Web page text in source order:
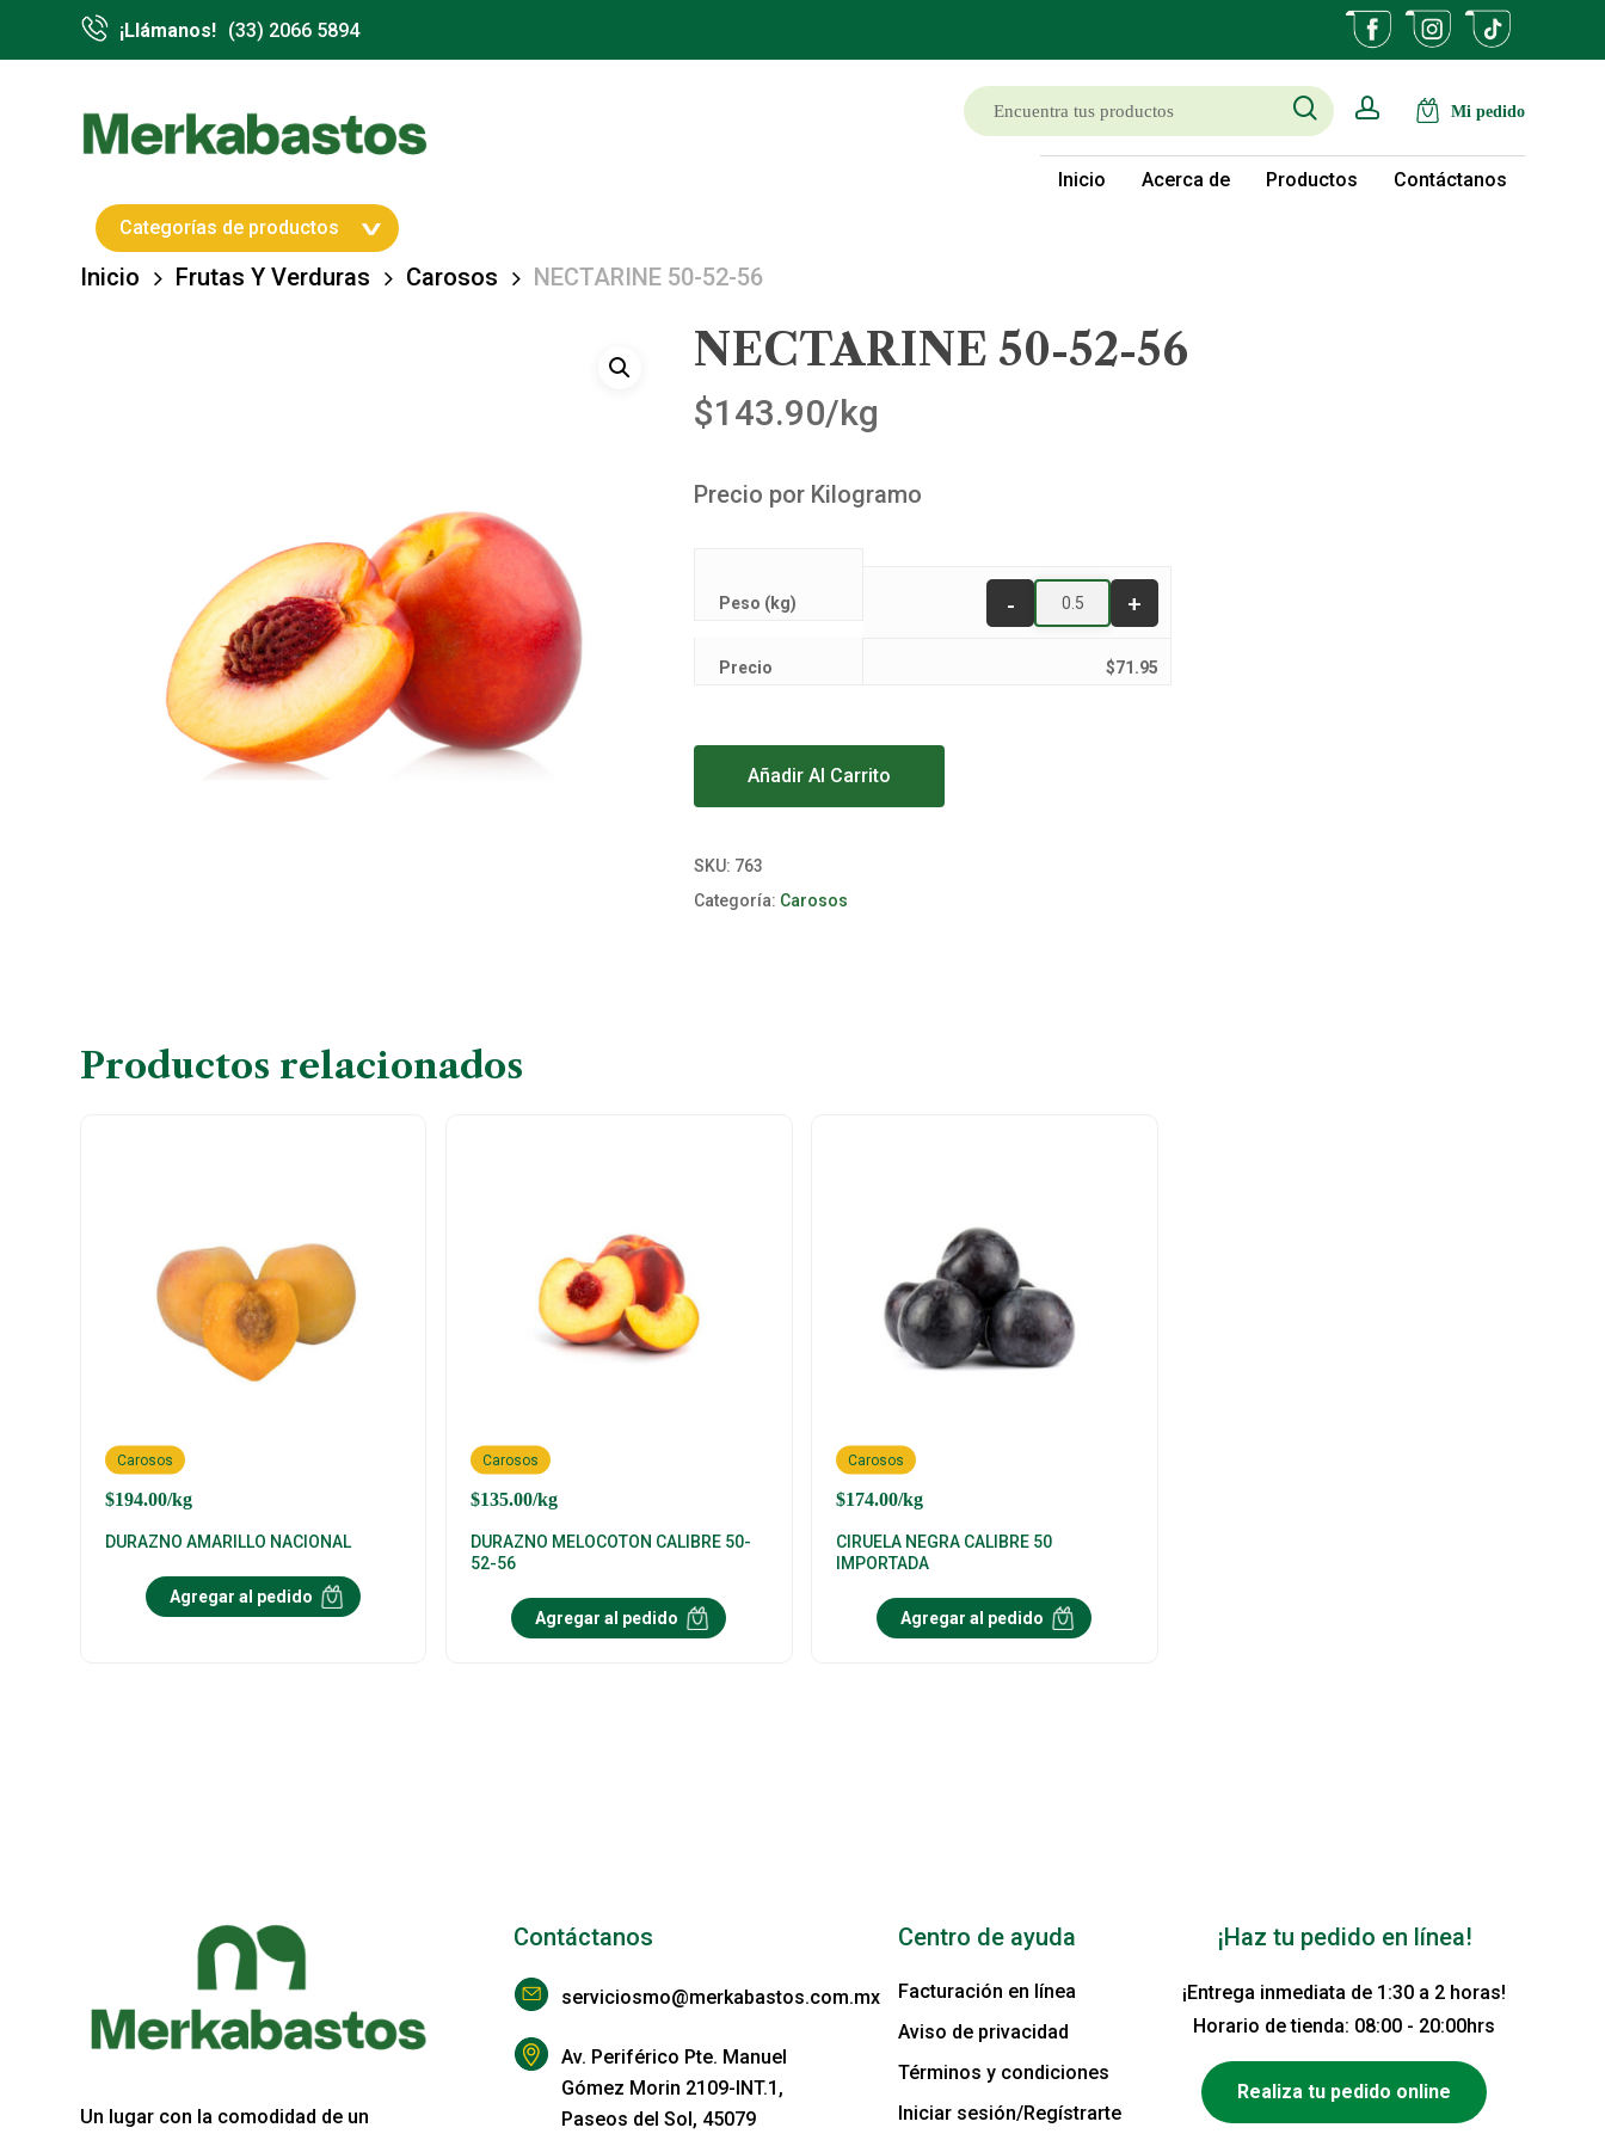
¡Llámanos! (33) 2066 5894
Hit enter to search or ESC to close
Categorías de productos
Inicio Acerca de Productos Contáctanos
searchaccount
Inicio Frutas Y Verduras Carosos NECTARINE 50-52-56
NECTARINE 50-52-56
$143.90/kg
Precio por Kilogramo
Peso (kg)
Precio $71.95
Añadir Al Carrito
SKU: 763
Categoría: Carosos
Productos relacionados
$194.00/kg
Carosos
DURAZNO AMARILLO NACIONAL
Agregar al pedido
$135.00/kg
Carosos
DURAZNO MELOCOTON CALIBRE 50-
52-56
Agregar al pedido
$174.00/kg
Carosos
CIRUELA NEGRA CALIBRE 50
IMPORTADA
Agregar al pedido
Un lugar con la comodidad de un
Contáctanos
serviciosmo@merkabastos.com.mx
Av. Periférico Pte. Manuel
Gómez Morin 2109-INT.1,
Paseos del Sol, 45079
Centro de ayuda
Facturación en línea
Aviso de privacidad
Términos y condiciones
Iniciar sesión/Regístrarte
¡Haz tu pedido en línea!
¡Entrega inmediata de 1:30 a 2 horas!
Horario de tienda: 08:00 - 20:00hrs
Realiza tu pedido online